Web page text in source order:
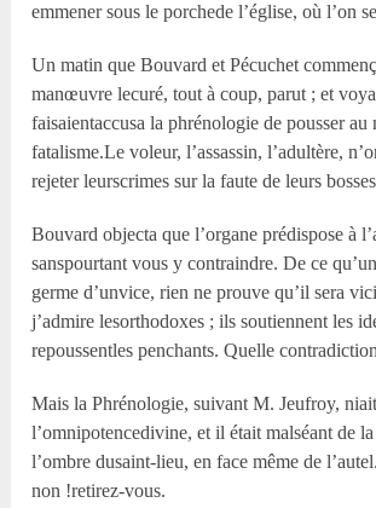
emmener sous le porchede l’église, où l’on
Un matin que Bouvard et Pécuchet
manœuvre lecuré, tout à coup, parut ; et
faisaientaccusa la phrénologie de pousser au
fatalisme.Le voleur, l’assassin, l’adultère,
rejeter leurscrimes sur la faute de leurs
Bouvard objecta que l’organe prédispose à
sanspourtant vous y contraindre. De ce
germe d’unvice, rien ne prouve qu’il sera
j’admire lesorthodoxes ; ils soutiennent les
repoussentles penchants. Quelle
Mais la Phrénologie, suivant M. Jeufroy, niait
l’omnipotencedivine, et il était malséant de
l’ombre dusaint-lieu, en face même de
non !retirez-vous.